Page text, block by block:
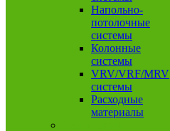
Напольно-
потолочные
системы
Колонные
системы
VRV/VRF/MRV
системы
Расходные
материалы